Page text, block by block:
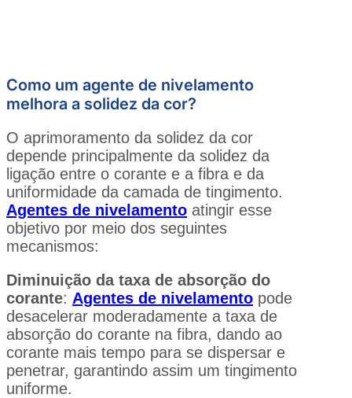
Como um agente de nivelamento
melhora a solidez da cor?
O aprimoramento da solidez da cor
depende principalmente da solidez da
ligação entre o corante e a fibra e da
uniformidade da camada de tingimento.
Agentes de nivelamento atingir esse
objetivo por meio dos seguintes
mecanismos:
Diminuição da taxa de absorção do
corante: Agentes de nivelamento pode
desacelerar moderadamente a taxa de
absorção do corante na fibra, dando ao
corante mais tempo para se dispersar e
penetrar, garantindo assim um tingimento
uniforme.